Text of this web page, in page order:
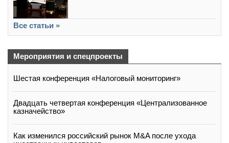
Все статьи »
Мероприятия и спецпроекты
Шестая конференция «Налоговый мониторинг»
Двадцать четвертая конференция «Централизованное
казначейство»
Как изменился российский рынок M&A после ухода